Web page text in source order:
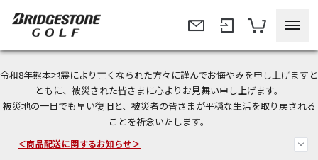
令和8年熊本地震により亡くなられた方々に謹んでお悔やみを申し上げますと
ともに、被災された皆さまに心よりお見舞い申し上げます。
被災地の一日でも早い復旧と、被災者の皆さまが平穏な生活を取り戻される
ことを祈念いたします。
今なら新規会員登録で1,000円OFFクーポンプレゼント！